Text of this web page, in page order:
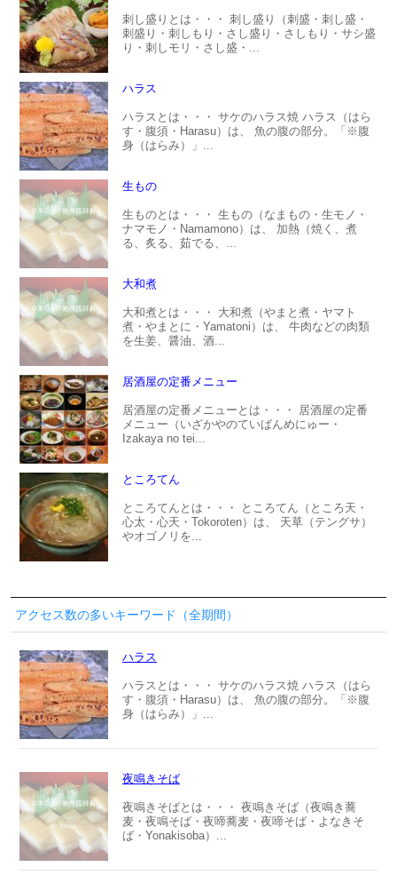
刺し盛りとは・・・ 刺し盛り（刺盛・刺し盛・
刺盛り・刺しもり・さし盛り・さしもり・サシ盛
り・刺しモリ・さし盛・...
ハラス
ハラスとは・・・ サケのハラス焼 ハラス（はら
す・腹須・Harasu）は、 魚の腹の部分。「※腹
身（はらみ）」...
生もの
生ものとは・・・ 生もの（なまもの・生モノ・
ナマモノ・Namamono）は、 加熱（焼く、煮
る、炙る、茹でる、...
大和煮
大和煮とは・・・ 大和煮（やまと煮・ヤマト
煮・やまとに・Yamatoni）は、 牛肉などの肉類
を生姜、醤油、酒...
居酒屋の定番メニュー
居酒屋の定番メニューとは・・・ 居酒屋の定番
メニュー（いざかやのていばんめにゅー・
Izakaya no tei...
ところてん
ところてんとは・・・ ところてん（ところ天・
心太・心天・Tokoroten）は、 天草（テングサ）
やオゴノリを...
アクセス数の多いキーワード（全期間）
ハラス
ハラスとは・・・ サケのハラス焼 ハラス（はら
す・腹須・Harasu）は、 魚の腹の部分。「※腹
身（はらみ）」...
夜鳴きそば
夜鳴きそばとは・・・ 夜鳴きそば（夜鳴き蕎
麦・夜鳴そば・夜啼蕎麦・夜啼そば・よなきそ
ば・Yonakisoba）...